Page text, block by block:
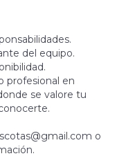
del equipo.
profesional en
se valore tu
o